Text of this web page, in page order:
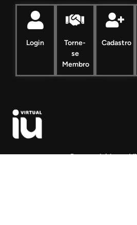
Login
Torne-
se
Membro
Cadastro
Desenvolvido por